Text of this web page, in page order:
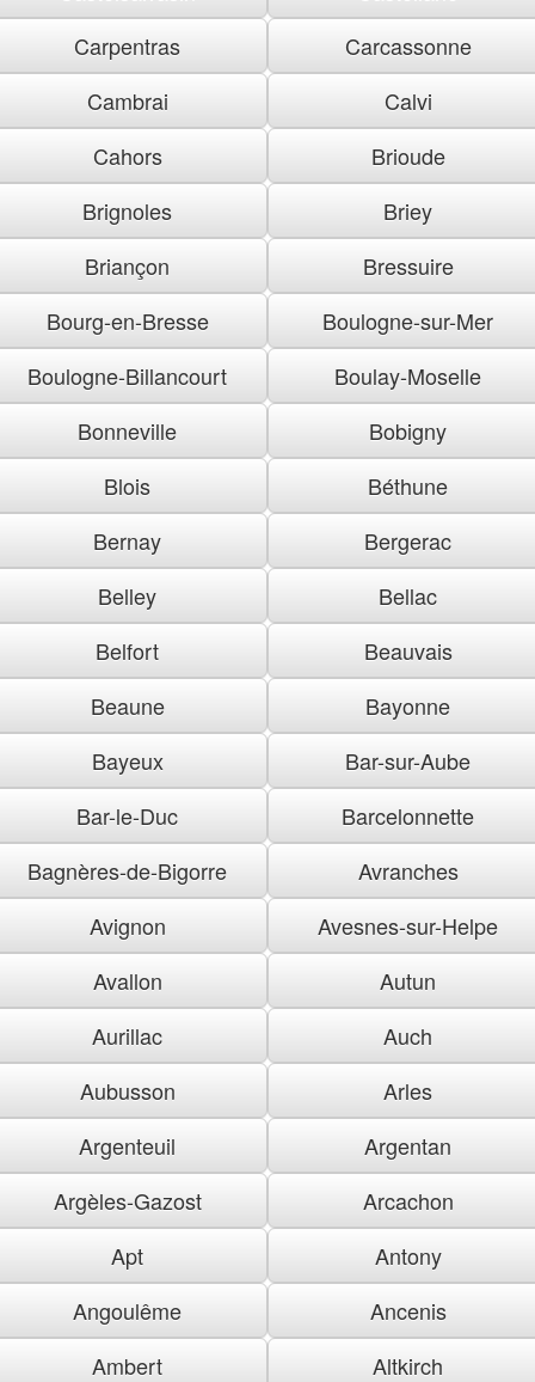
Carpentras
Carcassonne
Cambrai
Calvi
Cahors
Brioude
Brignoles
Briey
Briançon
Bressuire
Bourg-en-Bresse
Boulogne-sur-Mer
Boulogne-Billancourt
Boulay-Moselle
Bonneville
Bobigny
Blois
Béthune
Bernay
Bergerac
Belley
Bellac
Belfort
Beauvais
Beaune
Bayonne
Bayeux
Bar-sur-Aube
Bar-le-Duc
Barcelonnette
Bagnères-de-Bigorre
Avranches
Avignon
Avesnes-sur-Helpe
Avallon
Autun
Aurillac
Auch
Aubusson
Arles
Argenteuil
Argentan
Argèles-Gazost
Arcachon
Apt
Antony
Angoulême
Ancenis
Ambert
Altkirch